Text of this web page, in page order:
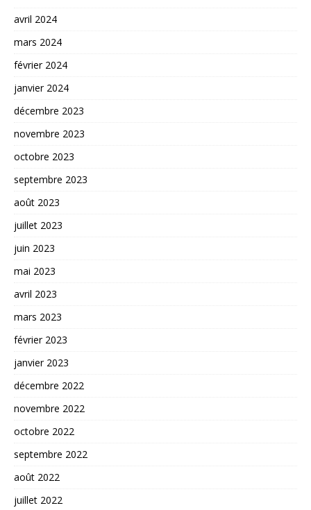
avril 2024
mars 2024
février 2024
janvier 2024
décembre 2023
novembre 2023
octobre 2023
septembre 2023
août 2023
juillet 2023
juin 2023
mai 2023
avril 2023
mars 2023
février 2023
janvier 2023
décembre 2022
novembre 2022
octobre 2022
septembre 2022
août 2022
juillet 2022